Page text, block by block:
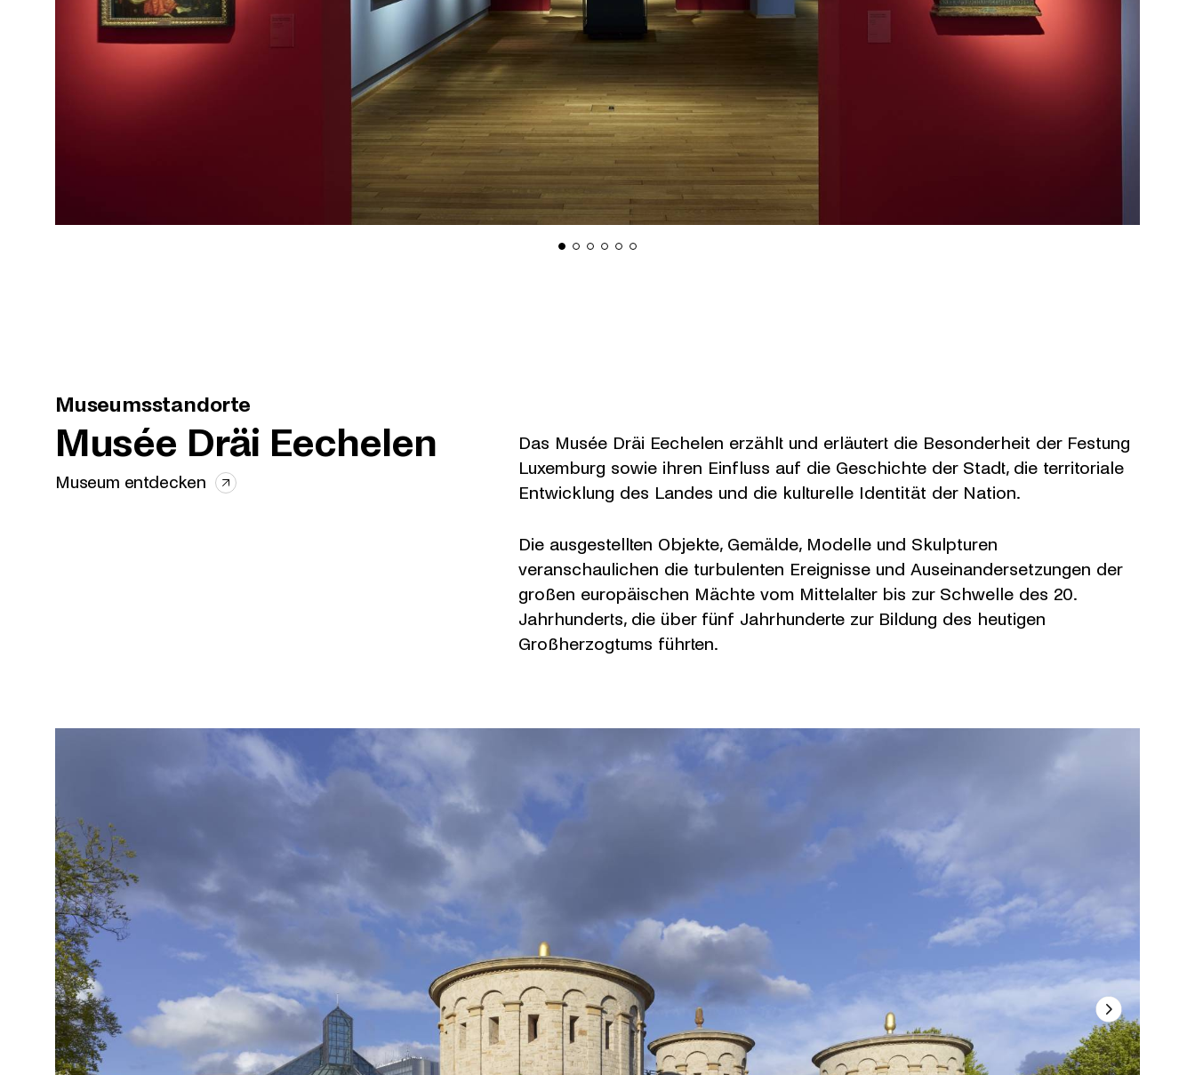
Museumsstandorte
Musée Dräi Eechelen
Museum entdecken
Das Musée Dräi Eechelen erzählt und erläutert die Besonderheit der Festung
Luxemburg sowie ihren Einfluss auf die Geschichte der Stadt, die territoriale
Entwicklung des Landes und die kulturelle Identität der Nation.
Die ausgestellten Objekte, Gemälde, Modelle und Skulpturen
veranschaulichen die turbulenten Ereignisse und Auseinandersetzungen der
großen europäischen Mächte vom Mittelalter bis zur Schwelle des 20.
Jahrhunderts, die über fünf Jahrhunderte zur Bildung des heutigen
Großherzogtums führten.
Nächste Folie